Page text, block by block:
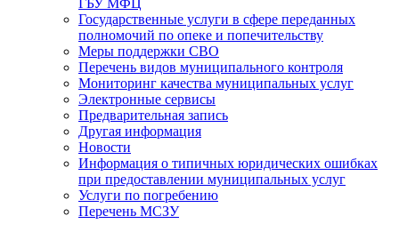
Государственные услуги в сфере переданных
полномочий по опеке и попечительству
Меры поддержки СВО
Перечень видов муниципального контроля
Мониторинг качества муниципальных услуг
Электронные сервисы
Предварительная запись
Другая информация
Новости
Информация о типичных юридических ошибках
при предоставлении муниципальных услуг
Услуги по погребению
Перечень МСЗУ